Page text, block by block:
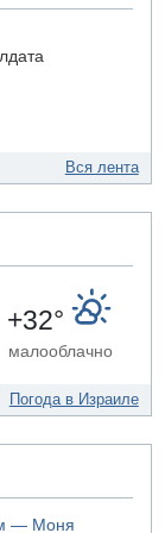
и
Вся лента
+32°
малооблачно
Погода в Израиле
— Моня